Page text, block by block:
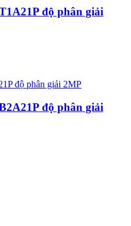
độ phân giải
độ phân giải